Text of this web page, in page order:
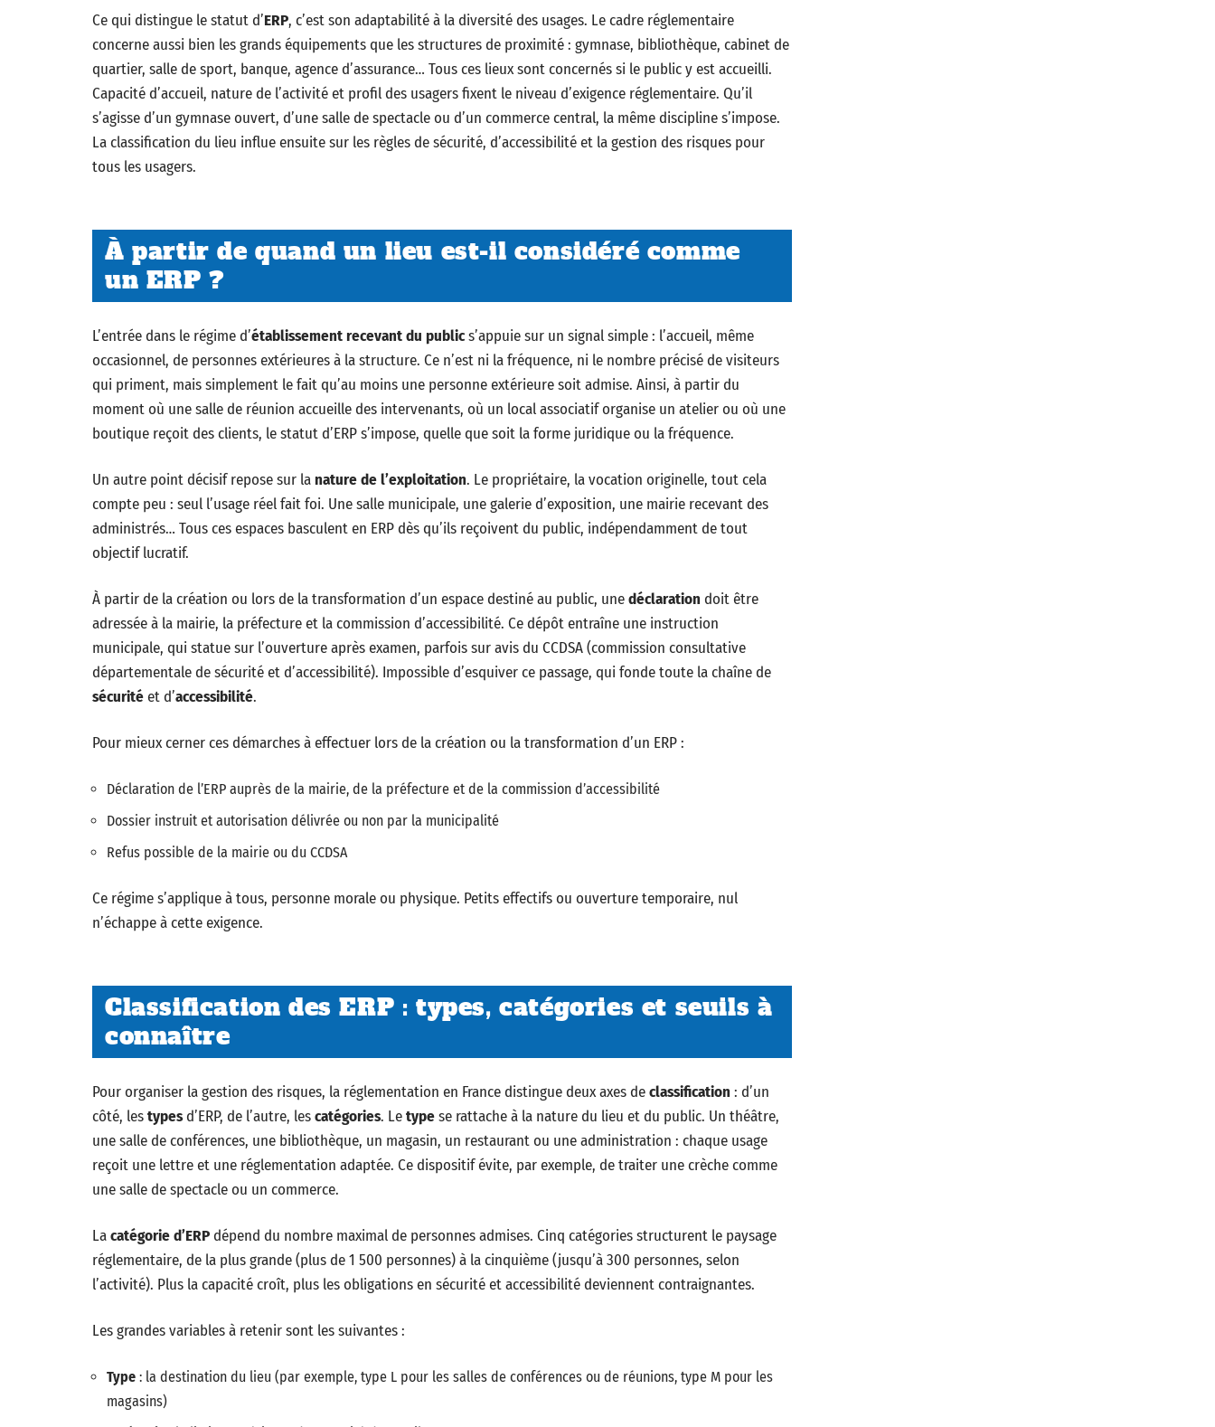
Ce qui distingue le statut d’ERP, c’est son adaptabilité à la diversité des usages. Le cadre réglementaire
concerne aussi bien les grands équipements que les structures de proximité : gymnase, bibliothèque, cabinet de
quartier, salle de sport, banque, agence d’assurance… Tous ces lieux sont concernés si le public y est accueilli.
Capacité d’accueil, nature de l’activité et profil des usagers fixent le niveau d’exigence réglementaire. Qu’il
s’agisse d’un gymnase ouvert, d’une salle de spectacle ou d’un commerce central, la même discipline s’impose.
La classification du lieu influe ensuite sur les règles de sécurité, d’accessibilité et la gestion des risques pour
tous les usagers.
À partir de quand un lieu est-il considéré comme
un ERP ?
L’entrée dans le régime d’établissement recevant du publics’appuie sur un signal simple : l’accueil, même
occasionnel, de personnes extérieures à la structure. Ce n’est ni la fréquence, ni le nombre précisé de visiteurs
qui priment, mais simplement le fait qu’au moins une personne extérieure soit admise. Ainsi, à partir du
moment où une salle de réunion accueille des intervenants, où un local associatif organise un atelier ou où une
boutique reçoit des clients, le statut d’ERP s’impose, quelle que soit la forme juridique ou la fréquence.
Un autre point décisif repose sur lanature de l’exploitation. Le propriétaire, la vocation originelle, tout cela
compte peu : seul l’usage réel fait foi. Une salle municipale, une galerie d’exposition, une mairie recevant des
administrés… Tous ces espaces basculent en ERP dès qu’ils reçoivent du public, indépendamment de tout
objectif lucratif.
À partir de la création ou lors de la transformation d’un espace destiné au public, unedéclaration doit être
adressée à la mairie, la préfecture et la commission d’accessibilité. Ce dépôt entraîne une instruction
municipale, qui statue sur l’ouverture après examen, parfois sur avis du CCDSA (commission consultative
départementale de sécurité et d’accessibilité). Impossible d’esquiver ce passage, qui fonde toute la chaîne de
sécuritéet d’accessibilité.
Pour mieux cerner ces démarches à effectuer lors de la création ou la transformation d’un ERP :
Déclaration de l’ERP auprès de la mairie, de la préfecture et de la commission d’accessibilité
Dossier instruit et autorisation délivrée ou non par la municipalité
Refus possible de la mairie ou du CCDSA
Ce régime s’applique à tous, personne morale ou physique. Petits effectifs ou ouverture temporaire, nul
n’échappe à cette exigence.
Classification des ERP : types, catégories et seuils à
connaître
Pour organiser la gestion des risques, la réglementation en France distingue deux axes declassification : d’un
côté, lestypesd’ERP, de l’autre, lescatégories. Letypese rattache à la nature du lieu et du public. Un théâtre,
une salle de conférences, une bibliothèque, un magasin, un restaurant ou une administration : chaque usage
reçoit une lettre et une réglementation adaptée. Ce dispositif évite, par exemple, de traiter une crèche comme
une salle de spectacle ou un commerce.
Lacatégorie d’ERPdépend du nombre maximal de personnes admises. Cinq catégories structurent le paysage
réglementaire, de la plus grande (plus de 1 500 personnes) à la cinquième (jusqu’à 300 personnes, selon
l’activité). Plus la capacité croît, plus les obligations en sécurité et accessibilité deviennent contraignantes.
Les grandes variables à retenir sont les suivantes :
Type : la destination du lieu (par exemple, type L pour les salles de conférences ou de réunions, type M pour les
magasins)